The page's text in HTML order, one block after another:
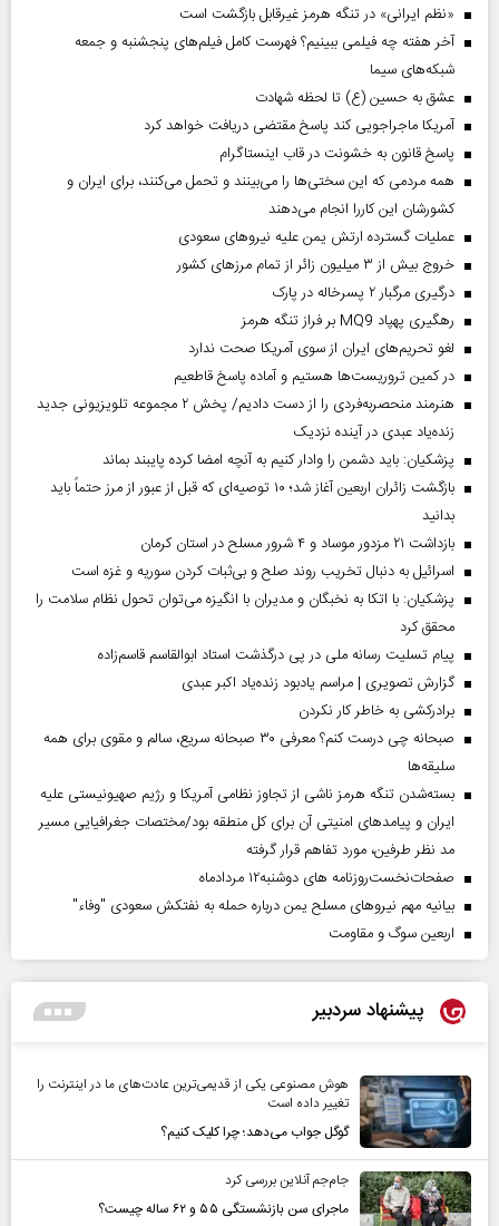
«نظم ایرانی» در تنگه هرمز غیرقابل بازگشت است
آخر هفته چه فیلمی ببینیم؟ فهرست کامل فیلم‌های پنجشنبه و جمعه
شبکه‌های سیما
عشق به حسین (ع) تا لحظه شهادت
آمریکا ماجراجویی کند پاسخ مقتضی دریافت خواهد کرد
پاسخ قانون به خشونت در قاب اینستاگرام
همه مردمی که این سختی‌ها را می‌بینند و تحمل می‌کنند، برای ایران و
کشورشان این کاررا انجام می‌دهند
عملیات گسترده ارتش یمن علیه نیروهای سعودی
خروج بیش از ۳ میلیون زائر از تمام مرز‌های کشور
درگیری مرگبار ۲ پسرخاله در پارک
رهگیری پهپاد MQ9 بر فراز تنگه هرمز
لغو تحریم‌های ایران از سوی آمریکا صحت ندارد
در کمین تروریست‌ها هستیم و آماده پاسخ قاطعیم
هنرمند منحصر‌به‌فردی را از دست دادیم/ پخش ۲ مجموعه تلویزیونی جدید
زنده‌یاد عبدی در آینده نزدیک
پزشکیان: باید دشمن را وادار کنیم به آنچه امضا کرده پایبند بماند
بازگشت زائران اربعین آغاز شد؛ ۱۰ توصیه‌ای که قبل از عبور از مرز حتماً باید
بدانید
بازداشت ۲۱ مزدور موساد و ۴ شرور مسلح در استان کرمان
اسرائیل به دنبال تخریب روند صلح و بی‌ثبات کردن سوریه و غزه است
پزشکیان: با اتکا به نخبگان و مدیران با انگیزه می‌توان تحول نظام سلامت را
محقق کرد
پیام تسلیت رسانه ملی در پی درگذشت استاد ابوالقاسم قاسم‌زاده
گزارش تصویری | مراسم یادبود زنده‌یاد اکبر عبدی
برادرکشی به خاطر کار نکردن
صبحانه چی درست کنم؟ معرفی ۳۰ صبحانه سریع، سالم و مقوی برای همه
سلیقه‌ها
بسته‌شدن تنگه هرمز ناشی از تجاوز نظامی آمریکا و رژیم صهیونیستی علیه
ایران و پیامد‌های امنیتی آن برای کل منطقه بود/مختصات جغرافیایی مسیر
مد نظر طرفین، مورد تفاهم قرار گرفته
صفحات‌نخست‌روزنامه ها‌ی دوشنبه‌۱۲ مردادماه
بیانیه مهم نیروهای مسلح یمن درباره حمله به نفتکش سعودی "وفاء"
اربعین سوگ و مقاومت
پیشنهاد سردبیر
هوش مصنوعی یکی از قدیمی‌ترین عادت‌های ما در اینترنت را
تغییر داده است
گوگل جواب می‌دهد؛ چرا کلیک کنیم؟
جام‌جم آنلاین بررسی کرد
ماجرای سن بازنشستگی ۵۵ و ۶۲ ساله چیست؟